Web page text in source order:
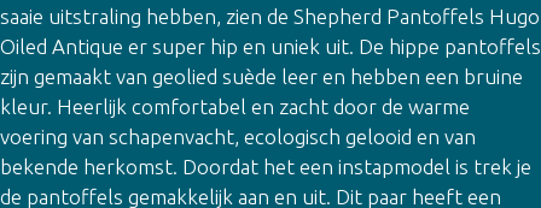
saaie uitstraling hebben, zien de Shepherd Pantoffels Hugo
Oiled Antique er super hip en uniek uit. De hippe pantoffels
zijn gemaakt van geolied suède leer en hebben een bruine
kleur. Heerlijk comfortabel en zacht door de warme
voering van schapenvacht, ecologisch gelooid en van
bekende herkomst. Doordat het een instapmodel is trek je
de pantoffels gemakkelijk aan en uit. Dit paar heeft een